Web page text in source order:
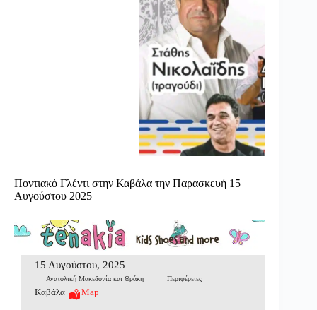
Ποντιακό Γλέντι στην Καβάλα την Παρασκευή 15
Αυγούστου 2025
15 Αυγούστου, 2025
Ανατολική Μακεδονία και Θράκη Περιφέρειες
Καβάλα Map